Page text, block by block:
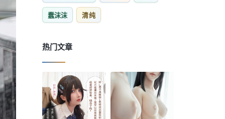
蠢沫沫 清纯
热门文章